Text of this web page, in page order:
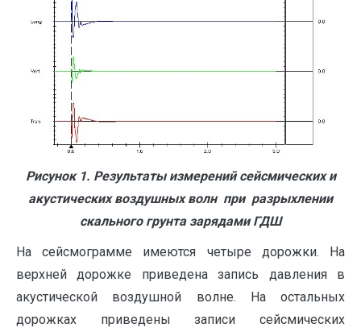
Рисунок 1. Результаты измерений сейсмических и
акустических воздушных волн при разрыхлении
скального грунта зарядами ГДШ
На сейсмограмме имеются четыре дорожки. На
верхней дорожке приведена запись давления в
акустической воздушной волне. На остальных
дорожках приведены записи сейсмических